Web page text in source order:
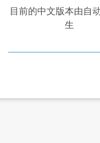
目前的中文版本由自
生